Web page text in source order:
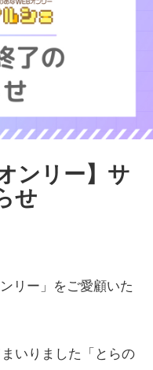
ンリー】サ
せ
リー」をご愛顧いた
いりました「とらの